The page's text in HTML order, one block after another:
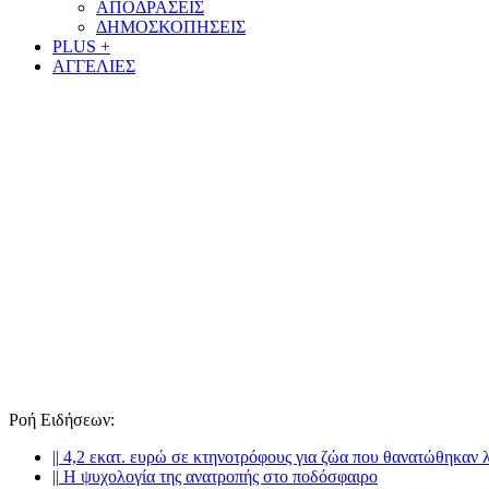
ΑΠΟΔΡΑΣΕΙΣ
ΔΗΜΟΣΚΟΠΗΣΕΙΣ
PLUS +
ΑΓΓΕΛΙΕΣ
Ροή Ειδήσεων:
|| 4,2 εκατ. ευρώ σε κτηνοτρόφους για ζώα που θανατώθηκαν
|| Η ψυχολογία της ανατροπής στο ποδόσφαιρο